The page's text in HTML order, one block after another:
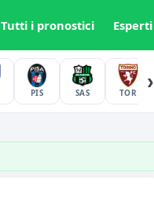
Tutti i pronostici Esperti
PIS SAS TOR
›